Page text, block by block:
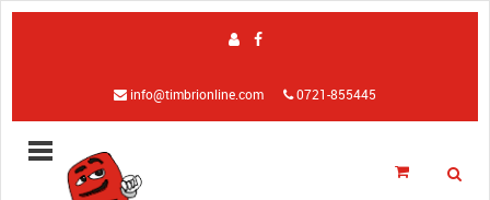
info@timbrionline.com 0721-855445